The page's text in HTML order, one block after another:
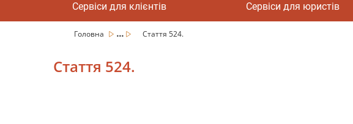
Сервіси для клієнтів Сервіси для юристів
Головна ... Стаття 524.
Стаття 524.